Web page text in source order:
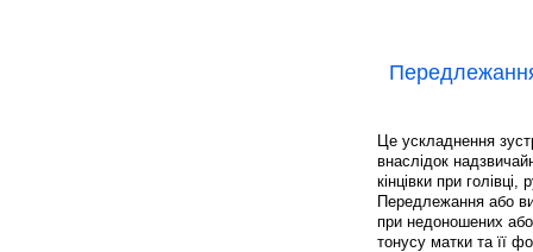
Це ускладнення
внаслідок
кінцівки при
Передлежання або
при недоношених
тонусу матки та її